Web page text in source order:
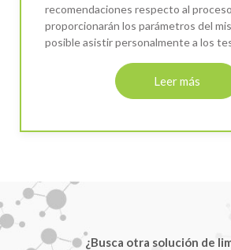
recomendaciones respecto al
proporcionarán los parámetros del
posible asistir personalmente a los
Leer más
¿Busca otra solución de